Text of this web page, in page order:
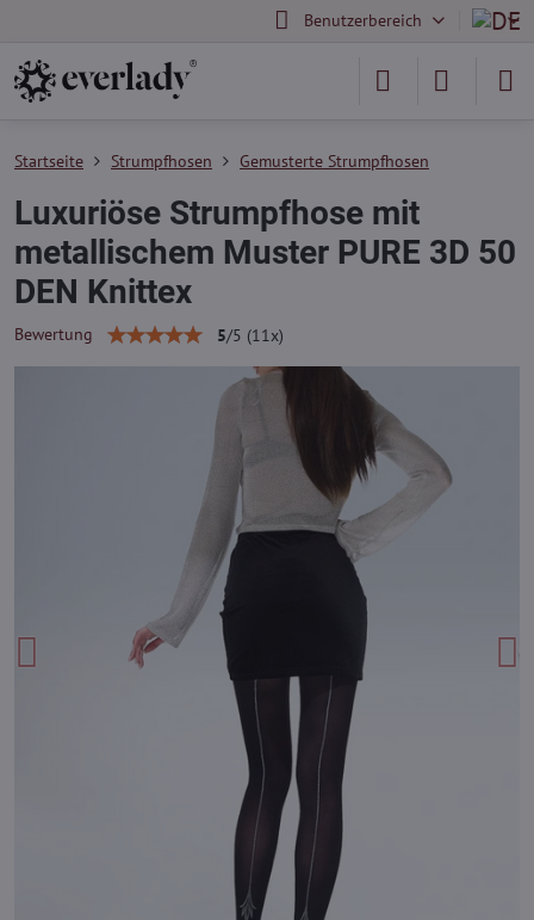
Benutzerbereich
Startseite Strumpfhosen Gemusterte Strumpfhosen
Luxuriöse Strumpfhose mit
metallischem Muster PURE 3D 50
DEN Knittex
Bewertung 5/5 (11 x)